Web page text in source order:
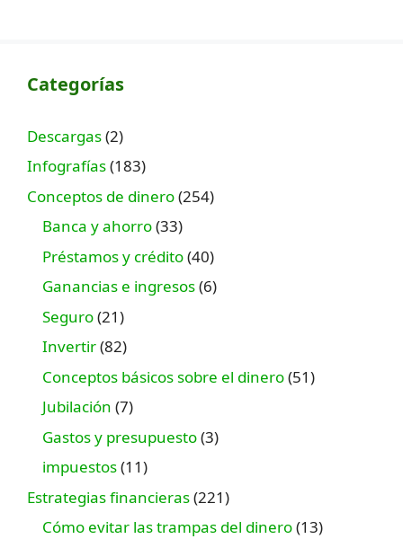
Categorías
Descargas(2)
Infografías(183)
Conceptos de dinero(254)
Banca y ahorro(33)
Préstamos y crédito(40)
Ganancias e ingresos(6)
Seguro(21)
Invertir(82)
Conceptos básicos sobre el dinero(51)
Jubilación (7)
Gastos y presupuesto(3)
impuestos(11)
Estrategias financieras(221)
Cómo evitar las trampas del dinero(13)